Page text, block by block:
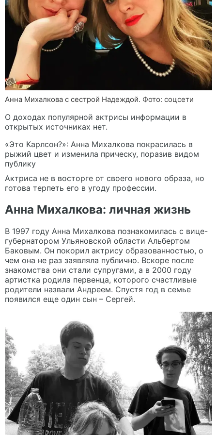
Анна Михалкова с сестрой Надеждой. Фото: соцсети
О доходах популярной актрисы информации в
открытых источниках нет.
«Это Карлсон?»: Анна Михалкова покрасилась в
рыжий цвет и изменила прическу, поразив видом
публику
Актриса не в восторге от своего нового образа, но
готова терпеть его в угоду профессии.
Анна Михалкова: личная жизнь
В 1997 году Анна Михалкова познакомилась с вице-
губернатором Ульяновской области Альбертом
Баковым. Он покорил актрису образованностью, о
чем она не раз заявляла публично. Вскоре после
знакомства они стали супругами, а в 2000 году
артистка родила первенца, которого счастливые
родители назвали Андреем. Спустя год в семье
появился еще один сын – Сергей.